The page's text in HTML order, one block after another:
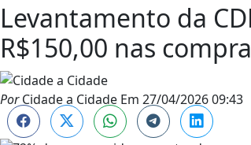
Levantamento da
R$150,00 nas
PorCidade a Cidade Em 27/04/2026 09:43